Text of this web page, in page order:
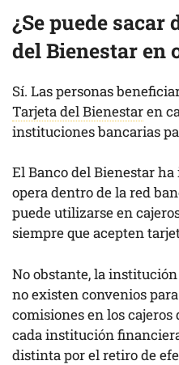
¿Se puede
del Bienestar en
Sí. Las personas
Tarjeta del Bienestaren
instituciones bancarias
El Banco del Bienestar
opera dentro de la red
puede utilizarse en
siempre que acepten
No obstante, la
no existen convenios
comisiones en los cajeros
cada institución
distinta por el retiro de